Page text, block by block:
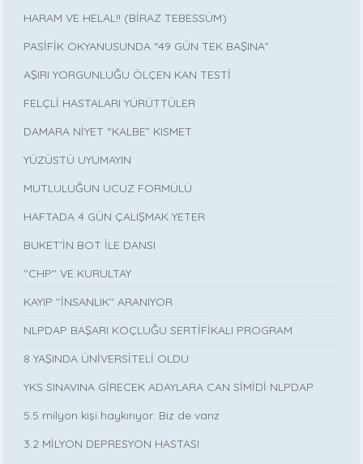
HARAM VE HELAL!! (BİRAZ TEBESSÜM)
PASİFİK OKYANUSUNDA “49 GÜN TEK BAŞINA”
AŞIRI YORGUNLUĞU ÖLÇEN KAN TESTİ
FELÇLİ HASTALARI YÜRÜTTÜLER
DAMARA NİYET “KALBE” KISMET
YÜZÜSTÜ UYUMAYIN
MUTLULUĞUN UCUZ FORMÜLÜ
HAFTADA 4 GÜN ÇALIŞMAK YETER
BUKET’İN BOT İLE DANSI
''CHP'' VE KURULTAY
KAYIP ''İNSANLIK'' ARANIYOR
NLPDAP BAŞARI KOÇLUĞU SERTİFİKALI PROGRAM
8 YAŞINDA ÜNİVERSİTELİ OLDU
YKS SINAVINA GİRECEK ADAYLARA CAN SİMİDİ NLPDAP
5.5 milyon kişi haykırıyor: Biz de varız
3.2 MİLYON DEPRESYON HASTASI